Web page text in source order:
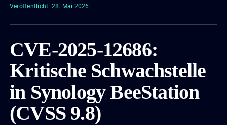
Veröffentlicht: 28. Mai 2026
CVE-2025-12686:
Kritische Schwachstelle
in Synology BeeStation
(CVSS 9.8)